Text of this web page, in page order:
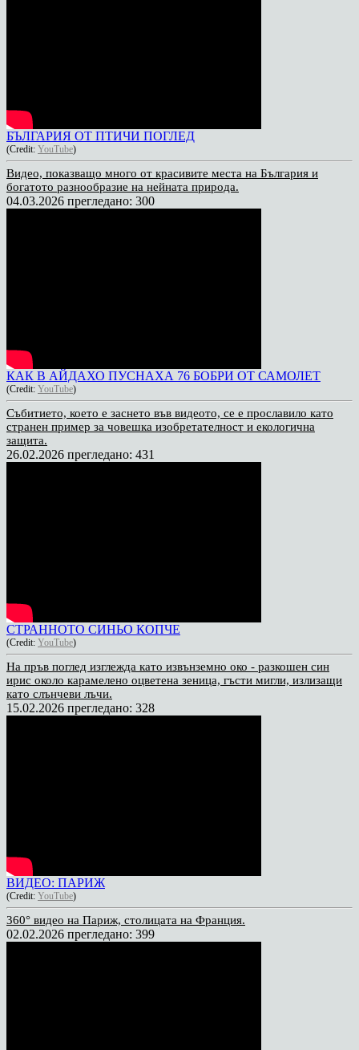
БЪЛГАРИЯ ОТ ПТИЧИ ПОГЛЕД
(Credit: YouTube)
Видео, показващо много от красивите места на България и
богатото разнообразие на нейната природа.
04.03.2026 прегледано: 300
КАК В АЙДАХО ПУСНАХА 76 БОБРИ ОТ САМОЛЕТ
(Credit: YouTube)
Събитието, което е заснето във видеото, се е прославило като
странен пример за човешка изобретателност и екологична
защита.
26.02.2026 прегледано: 431
СТРАННОТО СИНЬО КОПЧЕ
(Credit: YouTube)
На пръв поглед изглежда като извънземно око - разкошен син
ирис около карамелено оцветена зеница, гъсти мигли, излизащи
като слънчеви лъчи.
15.02.2026 прегледано: 328
ВИДЕО: ПАРИЖ
(Credit: YouTube)
360° видео на Париж, столицата на Франция.
02.02.2026 прегледано: 399